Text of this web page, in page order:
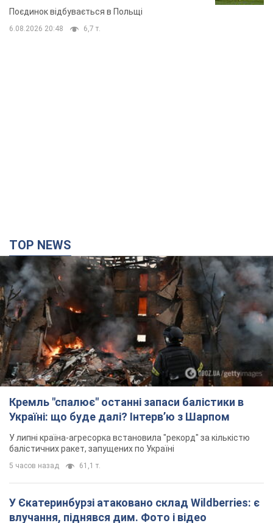
Поєдинок відбувається в Польщі
6.08.2026 20:48 6,7 т.
TOP NEWS
Кремль "спалює" останні запаси балістики в
Україні: що буде далі? Інтерв’ю з Шарпом
У липні країна-агресорка встановила "рекорд" за кількістю
балістичних ракет, запущених по Україні
5 часов назад 61,1 т.
У Єкатеринбурзі атаковано склад Wildberries: є
влучання, піднявся дим. Фото і відео